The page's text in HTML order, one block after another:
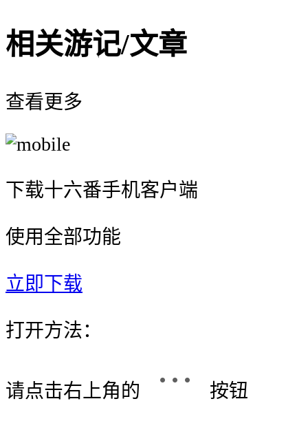
相关游记/文章
查看更多
下载十六番手机客户端
使用全部功能
立即下载
打开方法：
请点击右上角的 按钮